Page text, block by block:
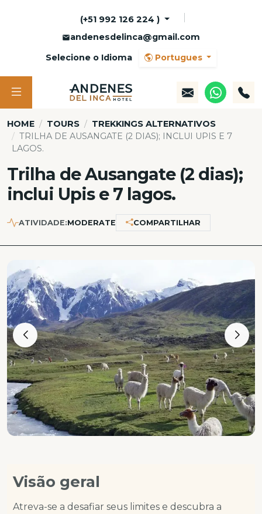
(+51 992 126 224 )
andenesdelinca@gmail.com
Selecione o Idioma
Portugues
HOME TOURS
TREKKINGS ALTERNATIVOS
TRILHA DE AUSANGATE (2 DIAS); INCLUI UPIS E 7
LAGOS.
Trilha de Ausangate (2 dias);
inclui Upis e 7 lagos.
ATIVIDADE:MODERATE COMPARTILHAR
Visão geral
Atreva-se a desafiar seus limites e descubra a